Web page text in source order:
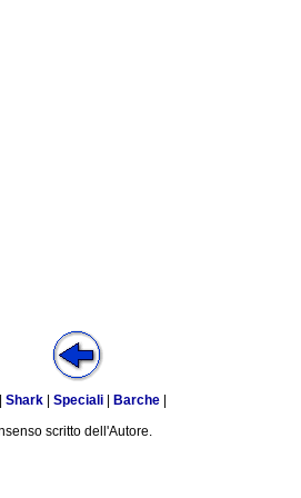
Shark Speciali Barche
scritto dell'Autore.